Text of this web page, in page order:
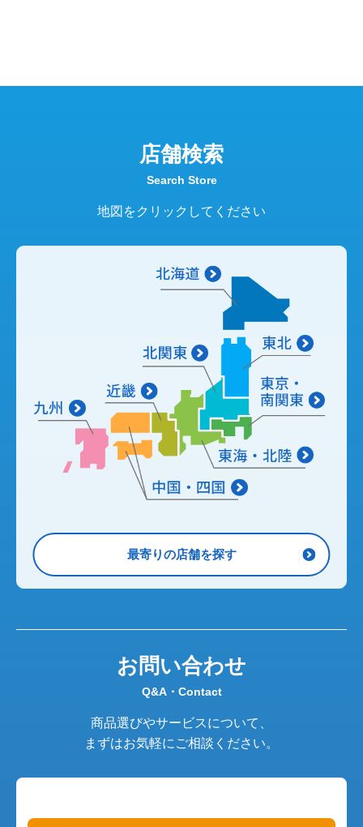
店舗検索
Search Store
地図をクリックしてください
最寄りの店舗を探す
お問い合わせ
Q&A・Contact
商品選びやサービスについて、
まずはお気軽にご相談ください。